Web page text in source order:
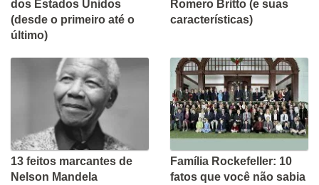
dos Estados Unidos
(desde o primeiro até o
último)
Romero Britto (e suas
características)
13 feitos marcantes de
Nelson Mandela
Família Rockefeller: 10
fatos que você não sabia